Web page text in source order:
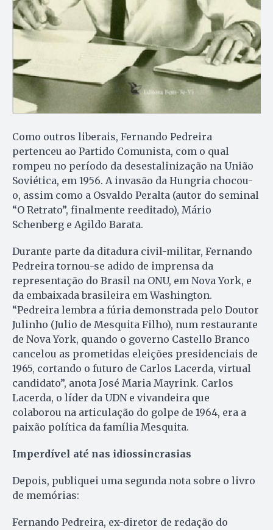
Como outros liberais, Fernando Pedreira
pertenceu ao Partido Comunista, com o qual
rompeu no período da desestalinização na União
Soviética, em 1956. A invasão da Hungria chocou-
o, assim como a Osvaldo Peralta (autor do seminal
“O Retrato”, finalmente reeditado), Mário
Schenberg e Agildo Barata.
Durante parte da ditadura civil-militar, Fernando
Pedreira tornou-se adido de imprensa da
representação do Brasil na ONU, em Nova York, e
da embaixada brasileira em Washington.
“Pedreira lembra a fúria demonstrada pelo Doutor
Julinho (Julio de Mesquita Filho), num restaurante
de Nova York, quando o governo Castello Branco
cancelou as prometidas eleições presidenciais de
1965, cortando o futuro de Carlos Lacerda, virtual
candidato”, anota José Maria Mayrink. Carlos
Lacerda, o líder da UDN e vivandeira que
colaborou na articulação do golpe de 1964, era a
paixão política da família Mesquita.
Imperdível até nas idiossincrasias
Depois, publiquei uma segunda nota sobre o livro
de memórias:
Fernando Pedreira, ex-diretor de redação do